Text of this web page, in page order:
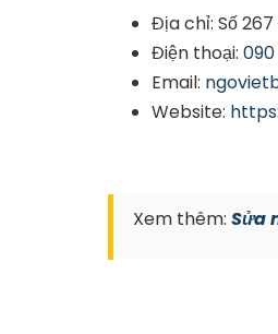
Địa chỉ: Số 267
Điện thoại:
Email:
Website:
Xem thêm: Sửa